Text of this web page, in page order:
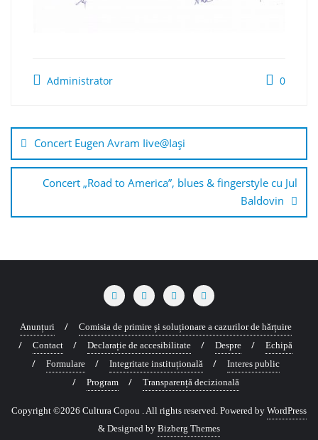
Administrator 0
în
articole
Concert Eugen Avram Iive@Iaşi
Concert „Road to America”, blues & fingerstyle cu Jul
Baldovin
Anunțuri
Comisia de primire și soluționare a cazurilor de hărțuire
Contact
Declarație de accesibilitate Despre
Echipă
Formulare
Integritate instituțională
Interes public
Program
Transparență decizională
Copyright ©2026 Cultura Copou . All rights reserved. Powered by WordPress
& Designed by Bizberg Themes